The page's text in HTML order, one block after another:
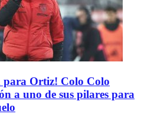
para Ortiz! Colo Colo
a uno de sus pilares para